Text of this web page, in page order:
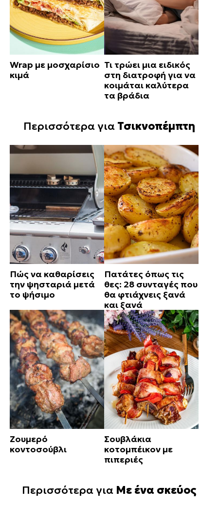
Wrap με μοσχαρίσιο
κιμά
Τι τρώει μια ειδικός
στη διατροφή για να
κοιμάται καλύτερα
τα βράδια
Περισσότερα για Τσικνοπέμπτη
Πώς να καθαρίσεις
την ψησταριά μετά
το ψήσιμο
Πατάτες όπως τις
θες: 28 συνταγές που
θα φτιάχνεις ξανά
και ξανά
Ζουμερό
κοντοσούβλι
Σουβλάκια
κοτομπέικον με
πιπεριές
Περισσότερα για Με ένα σκεύος